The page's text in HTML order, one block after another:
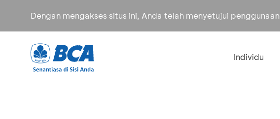
Dengan mengakses situs ini, Anda telah menyetujui penggunaan
Individu